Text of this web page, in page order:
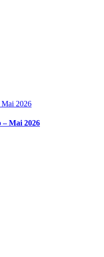
Mai 2026
– Mai 2026